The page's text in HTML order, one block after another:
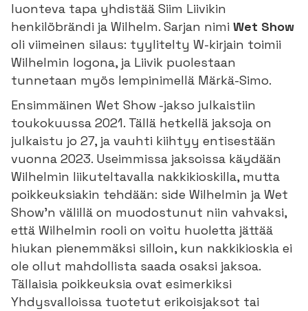
luonteva tapa yhdistää Siim Liivikin
henkilöbrändi ja Wilhelm. Sarjan nimi Wet Show
oli viimeinen silaus: tyylitelty W-kirjain toimii
Wilhelmin logona, ja Liivik puolestaan
tunnetaan myös lempinimellä Märkä-Simo.
Ensimmäinen Wet Show -jakso julkaistiin
toukokuussa 2021. Tällä hetkellä jaksoja on
julkaistu jo 27, ja vauhti kiihtyy entisestään
vuonna 2023. Useimmissa jaksoissa käydään
Wilhelmin liikuteltavalla nakkikioskilla, mutta
poikkeuksiakin tehdään: side Wilhelmin ja Wet
Show’n välillä on muodostunut niin vahvaksi,
että Wilhelmin rooli on voitu huoletta jättää
hiukan pienemmäksi silloin, kun nakkikioskia ei
ole ollut mahdollista saada osaksi jaksoa.
Tällaisia poikkeuksia ovat esimerkiksi
Yhdysvalloissa tuotetut erikoisjaksot tai